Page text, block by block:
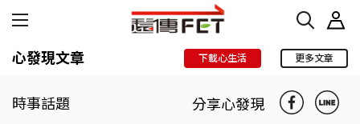
心發現文章 下載心生活 更多文章
時事話題 分享心發現